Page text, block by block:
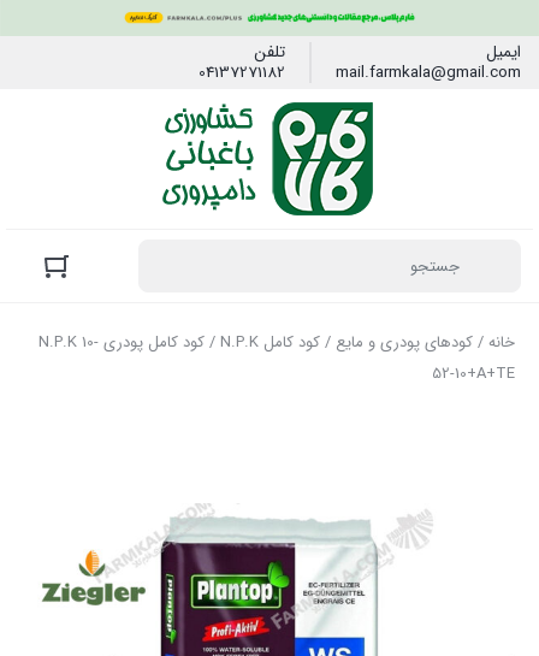
ایمیل
mail.farmkala@gmail.com
تلفن
04137271182
خانه/کودهای پودری و مایع /کود کامل N.P.K
/ کود کامل پودری N.P.K 10-
52-10+A+TE